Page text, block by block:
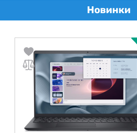
Новинки